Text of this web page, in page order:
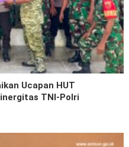
Ucapan HUT
TNI-Polri